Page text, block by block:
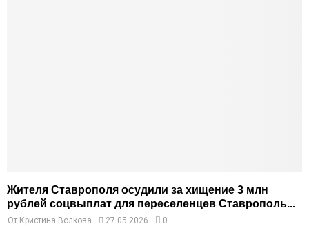
Жителя Ставрополя осудили за хищение 3 млн
рублей соцвыплат для переселенцев Ставрополь...
От Кристина Волкова 27.05.2026 0